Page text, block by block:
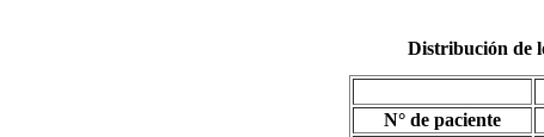
Distribución de
N° de paciente